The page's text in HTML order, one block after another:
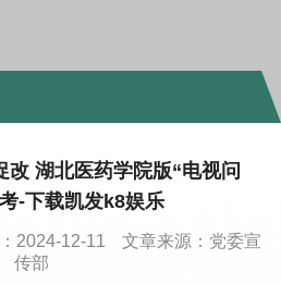
改 湖北医药学院版“电视问
-下载凯发k8娱乐
2024-12-11
文章来源：党委宣
传部